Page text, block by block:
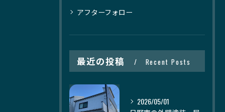
アフターフォロー
最近の投稿 Recent Posts
2026/05/01